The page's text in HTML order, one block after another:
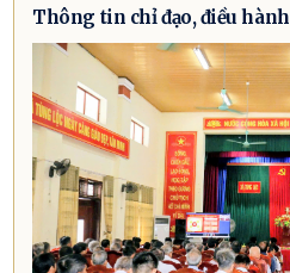
Thông tin chỉ đạo, điều hành